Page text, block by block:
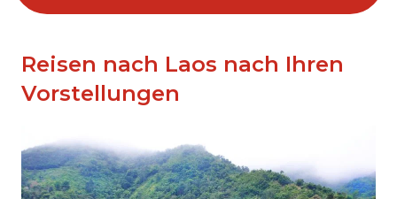
Reisen nach Laos nach Ihren
Vorstellungen